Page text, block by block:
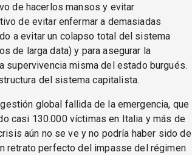
de hacerlos mansos y evitar
de evitar enfermar a demasiadas
a evitar un colapso total del sistema
de larga data) y para asegurar la
supervivencia misma del estado burgués.
del sistema capitalista.
global fallida de la emergencia, que
casi 130.000 víctimas en Italia y más de
aún no se ve y no podría haber sido de
retrato perfecto del impasse del régimen